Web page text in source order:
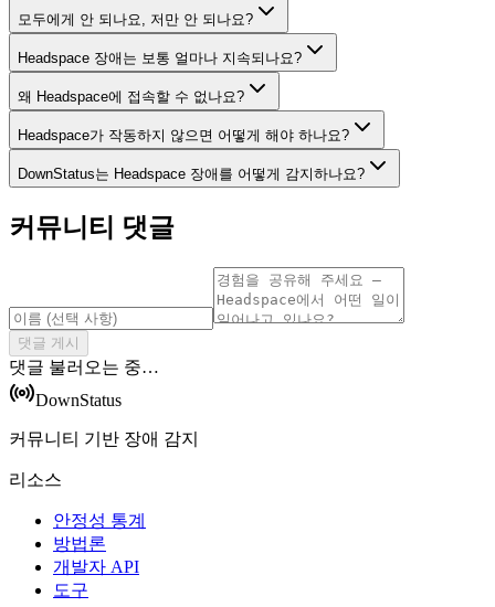
모두에게 안 되나요, 저만 안 되나요?
Headspace 장애는 보통 얼마나 지속되나요?
왜 Headspace에 접속할 수 없나요?
Headspace가 작동하지 않으면 어떻게 해야 하나요?
DownStatus는 Headspace 장애를 어떻게 감지하나요?
커뮤니티 댓글
댓글 게시
댓글 불러오는 중…
DownStatus
커뮤니티 기반 장애 감지
리소스
안정성 통계
방법론
개발자 API
도구